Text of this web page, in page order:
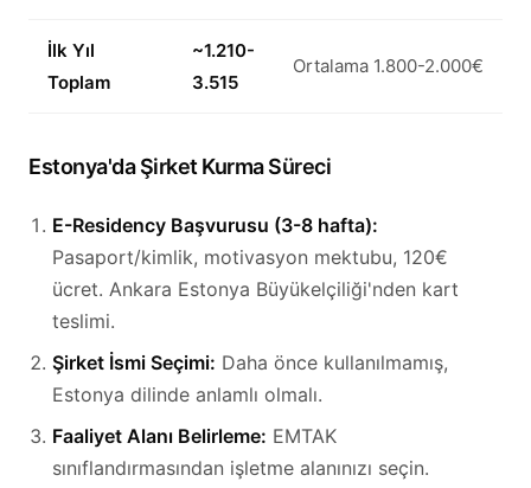
İlk Yıl
Toplam
~1.210-
3.515
Ortalama 1.800-2.000€
Estonya'da Şirket Kurma Süreci
E-Residency Başvurusu (3-8 hafta):
Pasaport/kimlik, motivasyon mektubu, 120€
ücret. Ankara Estonya Büyükelçiliği'nden kart
teslimi.
Şirket İsmi Seçimi: Daha önce kullanılmamış,
Estonya dilinde anlamlı olmalı.
Faaliyet Alanı Belirleme: EMTAK
sınıflandırmasından işletme alanınızı seçin.